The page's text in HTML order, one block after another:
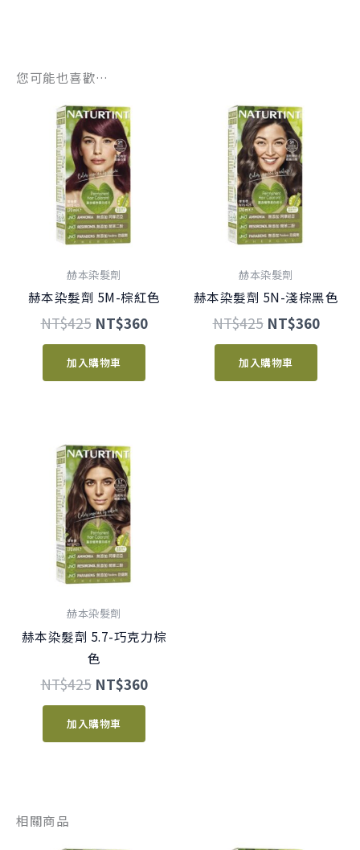
您可能也喜歡…
赫本染髮劑
赫本染髮劑 5M-棕紅色
NT$425
原
始
價
格：
NT$425。
NT$360
加入購物車
赫本染髮劑
赫本染髮劑 5N-淺棕黑色
NT$425
原
始
價
格：
NT$425。
NT$360
加入購物車
赫本染髮劑
赫本染髮劑 5.7-巧克力棕
色
NT$425
原
始
價
格：
NT$425。
NT$360
加入購物車
相關商品